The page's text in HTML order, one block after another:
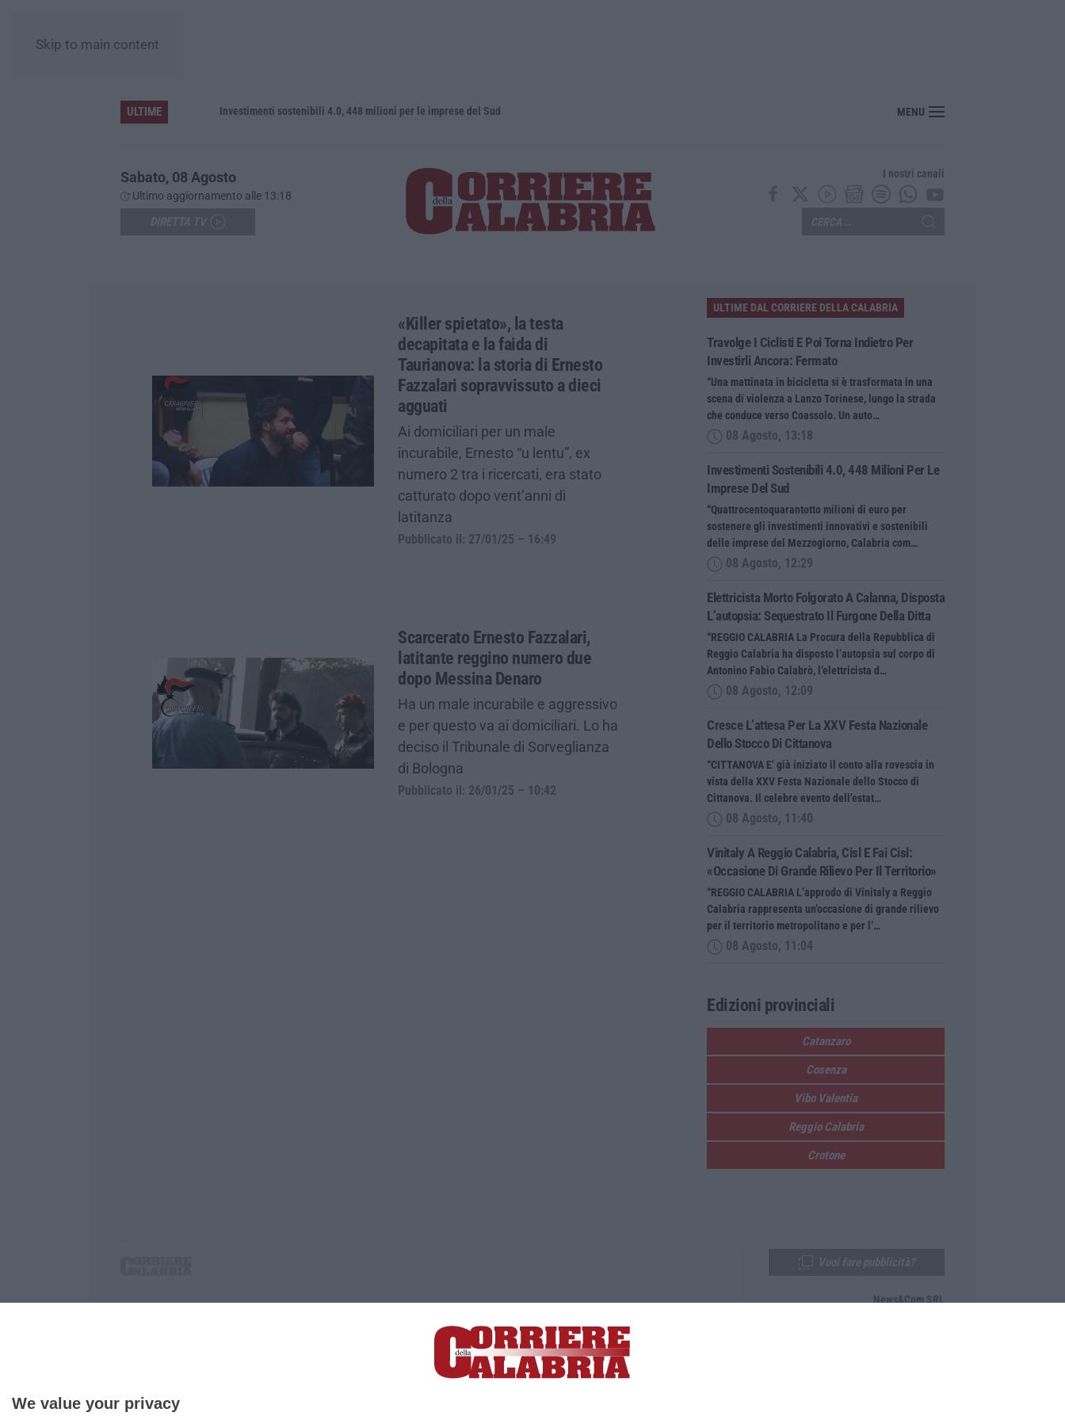
We value your privacy
Skip to main content
ULTIME Investimenti sostenibili 4.0, 448 milioni per le imprese del Sud Elettricista morto folgorato a Calanna, disposta l’autopsia: sequestrato il furgone della
MENU
Sabato, 08 Agosto
Ultimo aggiornamento alle 13:18
I nostri canali
«Killer spietato», la testa
decapitata e la faida di
Taurianova: la storia di Ernesto
Fazzalari sopravvissuto a dieci
agguati
Ai domiciliari per un male
incurabile, Ernesto “u lentu”, ex
numero 2 tra i ricercati, era stato
catturato dopo vent’anni di
latitanza
Pubblicato il: 27/01/25 – 16:49
Scarcerato Ernesto Fazzalari,
latitante reggino numero due
dopo Messina Denaro
Ha un male incurabile e aggressivo
e per questo va ai domiciliari. Lo ha
deciso il Tribunale di Sorveglianza
di Bologna
Pubblicato il: 26/01/25 – 10:42
ULTIME DAL CORRIERE DELLA CALABRIA
Travolge I Ciclisti E Poi Torna Indietro Per
Investirli Ancora: Fermato
“Una mattinata in bicicletta si è trasformata in una
scena di violenza a Lanzo Torinese, lungo la strada
che conduce verso Coassolo. Un auto…
08 Agosto, 13:18
Investimenti Sostenibili 4.0, 448 Milioni Per Le
Imprese Del Sud
“Quattrocentoquarantotto milioni di euro per
sostenere gli investimenti innovativi e sostenibili
delle imprese del Mezzogiorno, Calabria com…
08 Agosto, 12:29
Elettricista Morto Folgorato A Calanna, Disposta
L’autopsia: Sequestrato Il Furgone Della Ditta
“REGGIO CALABRIA La Procura della Repubblica di
Reggio Calabria ha disposto l’autopsia sul corpo di
Antonino Fabio Calabrò, l’elettricista d…
08 Agosto, 12:09
Cresce L’attesa Per La XXV Festa Nazionale
Dello Stocco Di Cittanova
“CITTANOVA E’ già iniziato il conto alla rovescia in
vista della XXV Festa Nazionale dello Stocco di
Cittanova. Il celebre evento dell’estat…
08 Agosto, 11:40
Vinitaly A Reggio Calabria, Cisl E Fai Cisl:
«Occasione Di Grande Rilievo Per Il Territorio»
“REGGIO CALABRIA L’approdo di Vinitaly a Reggio
Calabria rappresenta un’occasione di grande rilievo
per il territorio metropolitano e per l’…
08 Agosto, 11:04
Edizioni provinciali
Catanzaro
Cosenza
Vibo Valentia
Reggio Calabria
Crotone
P.IVA. 03199620794, Via del mare 6/G, S.Eufemia, Lamezia Terme (CZ)
Iscrizione tribunale di Lamezia Terme 5/2011 - Direttore responsabile Paola Militano |Privacy
News&Com SRL